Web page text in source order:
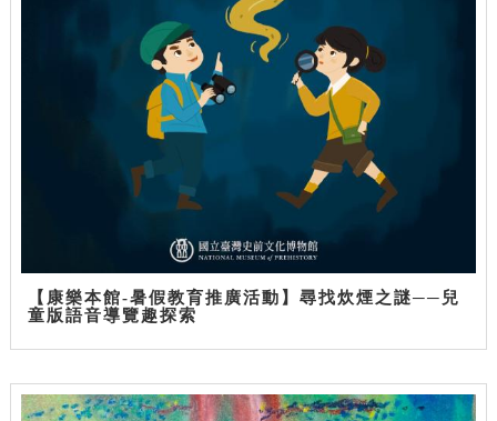
【康樂本館-暑假教育推廣活動】尋找炊煙之謎──兒
童版語音導覽趣探索